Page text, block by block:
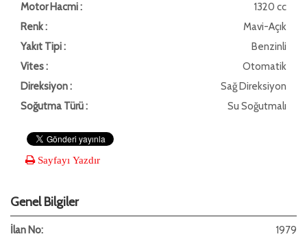
Motor Hacmi :
1320 cc
Renk :
Mavi-Açık
Yakıt Tipi :
Benzinli
Vites :
Otomatik
Direksiyon :
Sağ Direksiyon
Soğutma Türü :
Su Soğutmalı
Sayfayı Yazdır
Genel Bilgiler
İlan No:
1979